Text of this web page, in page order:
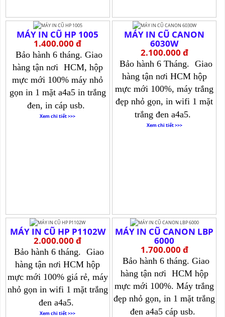
MÁY IN CŨ HP 1005
1.400.000 đ
Bảo hành 6 tháng. Giao
hàng tận nơi HCM, hộp
mực mới 100% máy nhỏ
gọn in 1 mặt a4a5 in trắng
đen, in cáp usb.
Xem chi tiết >>>
MÁY IN CŨ CANON
6030W
2.100.000 đ
Bảo hành 6 Tháng. Giao
hàng tận nơi HCM hộp
mực mới 100%, máy trắng
đẹp nhỏ gọn, in wifi 1 mặt
trắng đen a4a5.
Xem chi tiết >>>
MÁY IN CŨ HP P1102W
2.000.000 đ
Bảo hành 6 tháng.
Giao
hàng tận nơi HCM hộp
mực mới 100% giá rẻ, máy
nhỏ gọn in wifi 1 mặt trắng
đen a4a5.
Xem chi tiết >>>
MÁY IN CŨ CANON LBP
6000
1.700.000 đ
Bảo hành 6 tháng. Giao
hàng tận nơi HCM hộp
mực mới 100%. Máy trắng
đẹp nhỏ gọn, in 1 mặt trắng
đen a4a5 cáp usb.